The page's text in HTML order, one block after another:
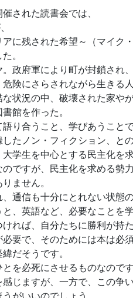
された読書会では、
に残された希望～（マイク
。
政府軍により町が封鎖され、
険にさらされながら生きる人
状況の中、破壊された家や
館を作った。
り合うこと、学びあうこと
たノン・フィクション、との
学生を中心とする民主化を
ですが、民主化を求める勢
ません。
通信も十分にとれない状態の
、英語など、必要なことを
れば、自分たちに勝利が持
要で、そのためには本は必
だそうです。
を必死にさせるものなのです
じますが、一方で、この争